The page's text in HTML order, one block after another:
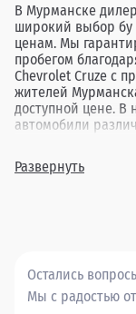
В Мурманске
широкий выбор бу
ценам. Мы
пробегом
Chevrolet Cruze с
жителей
доступной цене. В
автомобили
свои нужды. Выбор
Прагматика в
Развернуть
Остались
Мы с радостью